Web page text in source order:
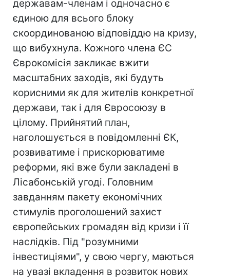
державам-членам і одночасно є
єдиною для всього блоку
скоординованою відповіддю на кризу,
що вибухнула. Кожного члена ЄС
Єврокомісія закликає вжити
масштабних заходів, які будуть
корисними як для жителів конкретної
держави, так і для Євросоюзу в
цілому. Прийнятий план,
наголошується в повідомленні ЄК,
розвиватиме і прискорюватиме
реформи, які вже були закладені в
Лісабонській угоді. Головним
завданням пакету економічних
стимулів проголошений захист
європейських громадян від кризи і її
наслідків. Під "розумними
інвестиціями", у свою чергу, маються
на увазі вкладення в розвиток нових